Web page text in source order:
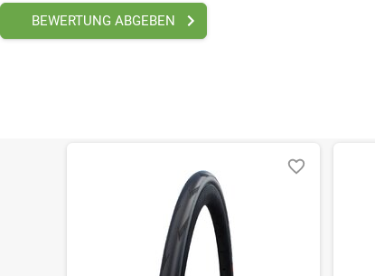
Für die schlauchlose Montage werden
BEWERTUNG ABGEBEN